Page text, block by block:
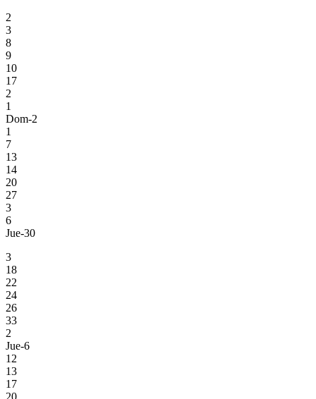
2
3
8
9
10
17
2
1
Dom-2
1
7
13
14
20
27
3
6
Jue-30
3
18
22
24
26
33
2
Jue-6
12
13
17
20